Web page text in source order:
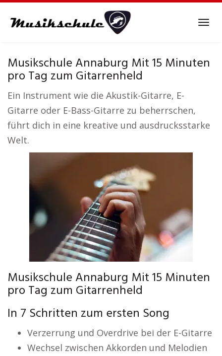
Musikschule Annaburg Mit 15 Minuten
pro Tag zum Gitarrenheld
Ein Instrument wie die Akustik-Gitarre, E-
Gitarre oder E-Bass-Gitarre zu beherrschen,
führt dich in eine kreative und ausdrucksstarke
Welt.
Musikschule Annaburg Mit 15 Minuten
pro Tag zum Gitarrenheld
In 7 Schritten zum ersten Song
Verzerrung und Overdrive bei der E-Gitarre
Wechsel zwischen Akkorden und Melodien